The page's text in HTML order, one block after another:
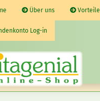
Über uns Vorteile
Log-in